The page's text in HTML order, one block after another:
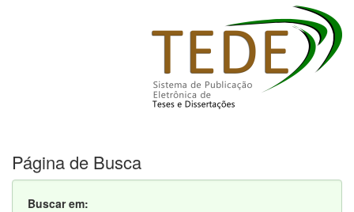
Página de Busca
Buscar em: